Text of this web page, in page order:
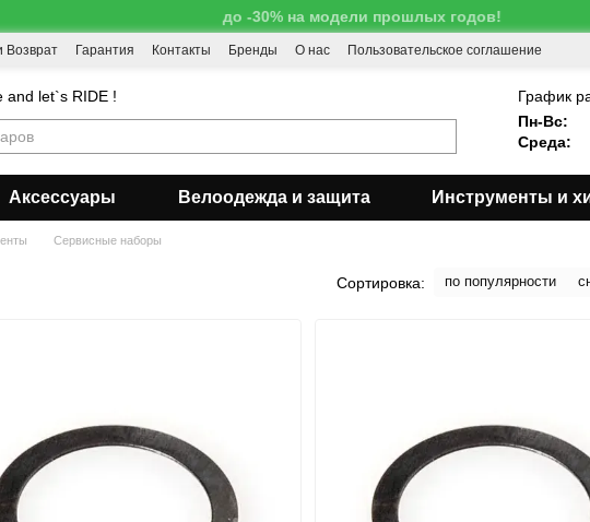
до -30% на модели прошлых годов!
Возврат Гарантия Контакты Бренды О нас Пользовательское соглашение
and let`s RIDE !
График
Пн-Вс:
Среда:
Аксессуары Велоодежда и защита Инструменты и
Сервисные наборы
Сортировка: по популярности